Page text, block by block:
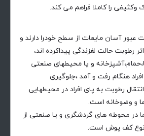
را کاملا فراهم می کند.
عبور آسان مایعات از سطح خودرا دارند و
رطوبت حالت لغزندگی پیداکرده اند،
و یا محیطهای صنعتی
هنگام رفت و آمد ،جلوگیری
رطوبت به پای افراد در محیطهایی
و وضوخانه است.
در محوطه های گردشگری و یا صنعتی از
نوع کف پوش است.